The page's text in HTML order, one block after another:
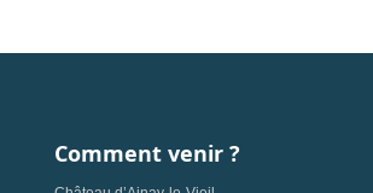
Comment venir ?